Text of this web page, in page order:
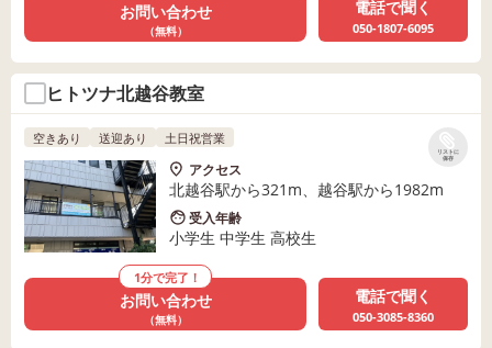
お問い合わせ
（無料）
電話で聞く
050-1807-6095
ヒトツナ北越谷教室
リストに
保存
空きあり 送迎あり 土日祝営業
アクセス
北越谷駅から321m、越谷駅から1982m
受入年齢
小学生 中学生 高校生
1分で完了！
お問い合わせ
（無料）
電話で聞く
050-3085-8360